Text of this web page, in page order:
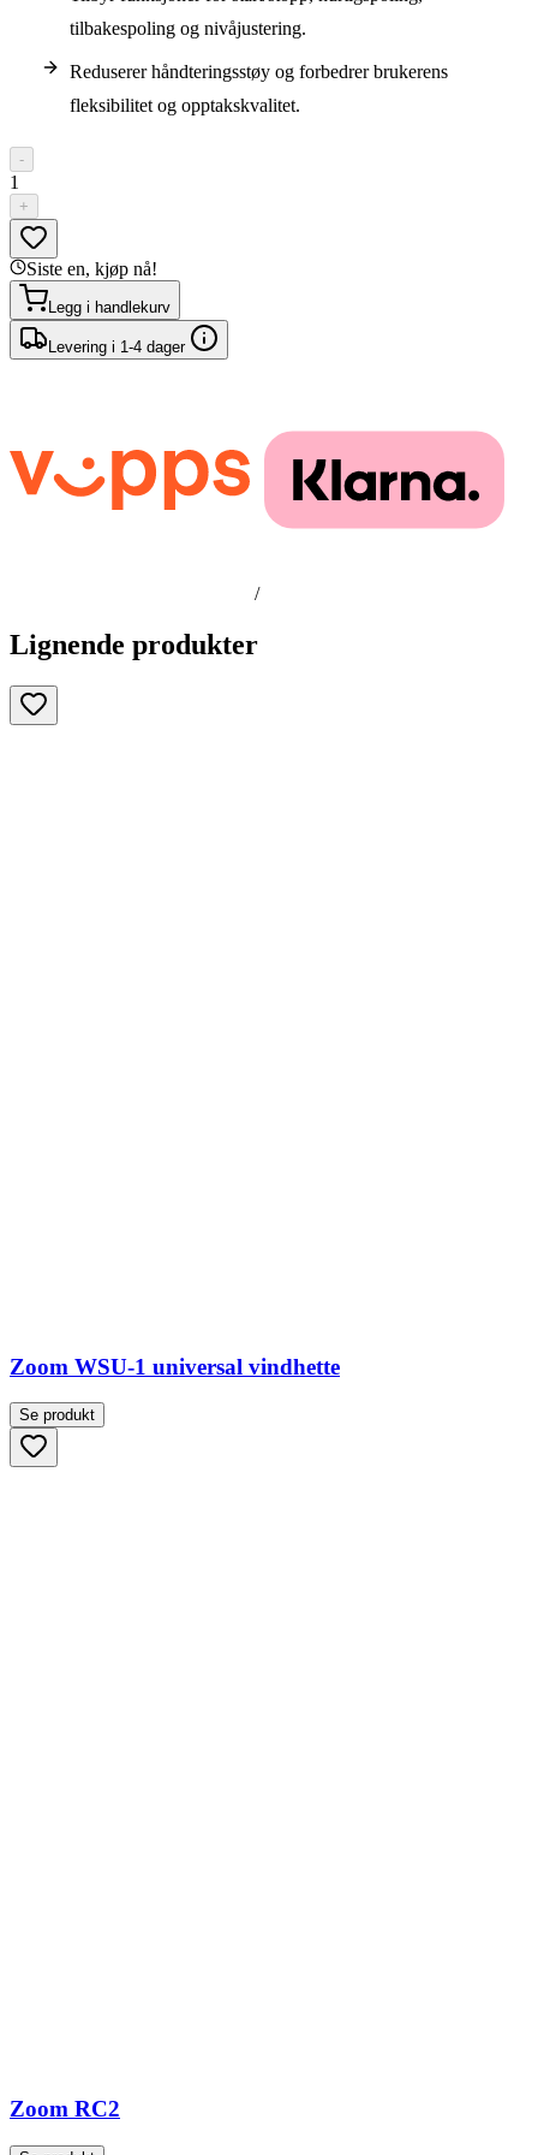
tilbakespoling og nivåjustering.
Reduserer håndteringsstøy og forbedrer brukerens
fleksibilitet og opptakskvalitet.
-
1
+
Siste en, kjøp nå!
Legg i handlekurv
Levering i 1-4 dager
/
Lignende produkter
Zoom WSU-1 universal vindhette
Se produkt
Zoom RC2